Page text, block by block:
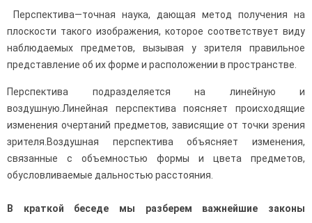
Перспектива—точная наука, дающая метод получения на
плоскости такого изображения, которое соответствует виду
наблюдаемых предметов, вызывая у зри­теля правильное
представление об их форме и расположении в пространстве.
Перспектива подразделяется на линейную и
воздушную.Линейная перспектива поясняет происходящие
изменения очертаний предметов, зависящие от точки зрения
зрителя.Воздушная перспектива объясняет изменения,
связанные с объемностью формы и цвета предметов,
обусловливаемые дальностью расстояния.
В краткой беседе мы разберем важнейшие законы